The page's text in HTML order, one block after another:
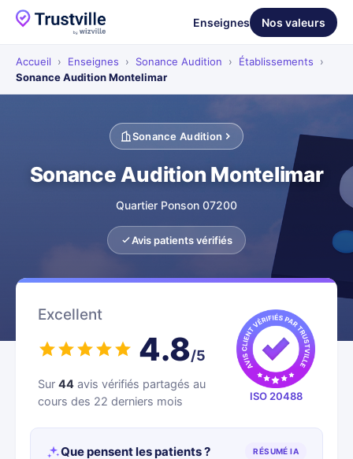
Enseignes Nos valeurs
Accueil › Enseignes › Sonance Audition › Établissements
›
Sonance Audition Montelimar
Sonance Audition
Sonance Audition Montelimar
Quartier Ponson 07200
Avis patients vérifiés
Excellent
4.8/5
Sur 44 avis vérifiés partagés au
cours des 22 derniers mois
ISO 20488
Que pensent les patients ? RÉSUMÉ IA